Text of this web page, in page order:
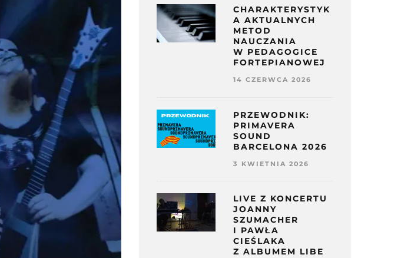
CHARAKTERYSTYK
A AKTUALNYCH
METOD
NAUCZANIA
W PEDAGOGICE
FORTEPIANOWEJ
14 CZERWCA 2026
PRZEWODNIK:
PRIMAVERA
SOUND
BARCELONA 2026
3 KWIETNIA 2026
LIVE Z KONCERTU
JOANNY
SZUMACHER
I PAWŁA
CIEŚLAKA
Z ALBUMEM LIBE